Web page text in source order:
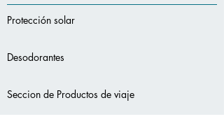
Protección solar
Desodorantes
Seccion de Productos de viaje